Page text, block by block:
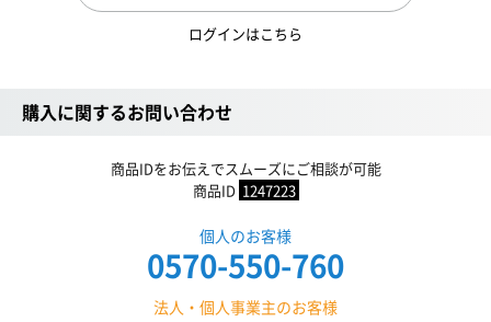
ログインはこちら
購入に関するお問い合わせ
商品IDをお伝えでスムーズにご相談が可能
商品ID 1247223
個人のお客様
0570-550-760
法人・個人事業主のお客様